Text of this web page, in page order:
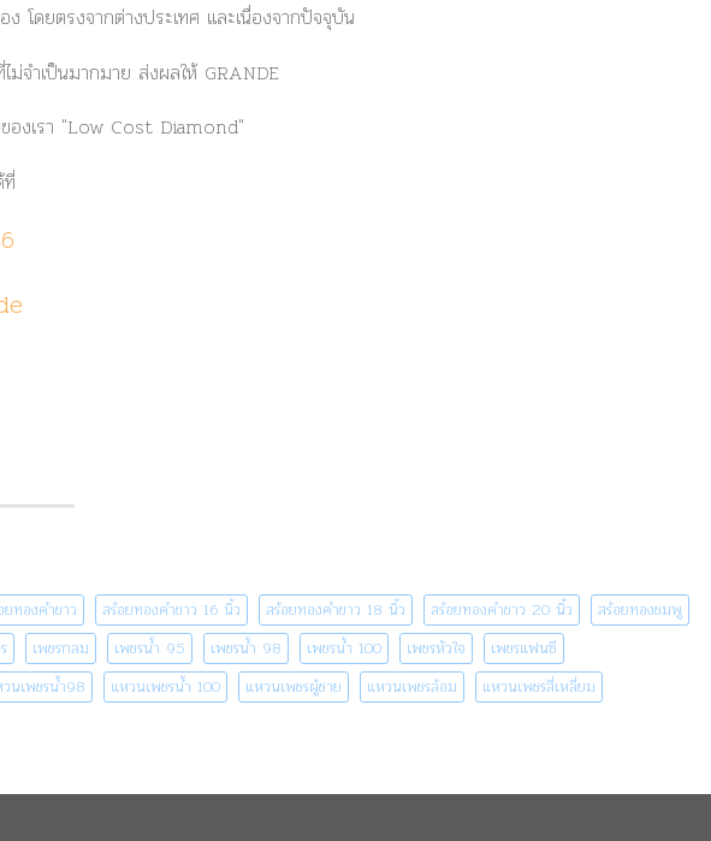
โดยตรงจากต่างประเทศ และเนื่องจากปัจจุบัน
ม่จำเป็นมากมาย ส่งผลให้ GRANDE
งเรา "Low Cost Diamond"
ยทองคำขาว สร้อยทองคำขาว 16 นิ้ว สร้อยทองคำขาว 18 นิ้ว สร้อยทองคำขาว 20 นิ้ว
สร้อยทองชมพู
เพชรกลม เพชรน้ำ 95 เพชรน้ำ 98 เพชรน้ำ 100 เพชรหัวใจ
เพชรแฟนซี
นเพชรน้ำ98 แหวนเพชรน้ำ 100 แหวนเพชรผู้ชาย แหวนเพชรล้อม
แหวนเพชรสี่เหลี่ยม